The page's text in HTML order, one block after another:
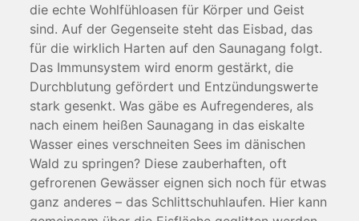
die echte Wohlfühloasen für Körper und Geist
sind. Auf der Gegenseite steht das Eisbad, das
für die wirklich Harten auf den Saunagang folgt.
Das Immunsystem wird enorm gestärkt, die
Durchblutung gefördert und Entzündungswerte
stark gesenkt. Was gäbe es Aufregenderes, als
nach einem heißen Saunagang in das eiskalte
Wasser eines verschneiten Sees im dänischen
Wald zu springen? Diese zauberhaften, oft
gefrorenen Gewässer eignen sich noch für etwas
ganz anderes – das Schlittschuhlaufen. Hier kann